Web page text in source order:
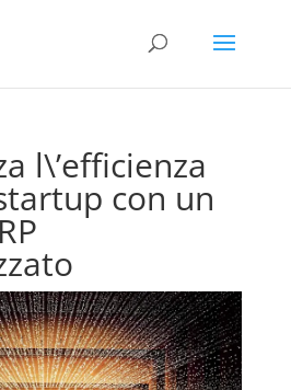
l\’efficienza
con un